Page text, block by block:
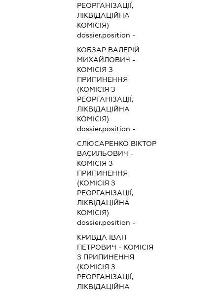
РЕОРГАНІЗАЦІЇ,
ЛІКВІДАЦІЙНА
КОМІСІЯ)
dossier.position -
КОБЗАР ВАЛЕРІЙ
МИХАЙЛОВИЧ -
КОМІСІЯ З
ПРИПИНЕННЯ
(КОМІСІЯ З
РЕОРГАНІЗАЦІЇ,
ЛІКВІДАЦІЙНА
КОМІСІЯ)
dossier.position -
СЛЮСАРЕНКО ВІКТОР
ВАСИЛЬОВИЧ -
КОМІСІЯ З
ПРИПИНЕННЯ
(КОМІСІЯ З
РЕОРГАНІЗАЦІЇ,
ЛІКВІДАЦІЙНА
КОМІСІЯ)
dossier.position -
КРИВДА ІВАН
ПЕТРОВИЧ - КОМІСІЯ
З ПРИПИНЕННЯ
(КОМІСІЯ З
РЕОРГАНІЗАЦІЇ,
ЛІКВІДАЦІЙНА